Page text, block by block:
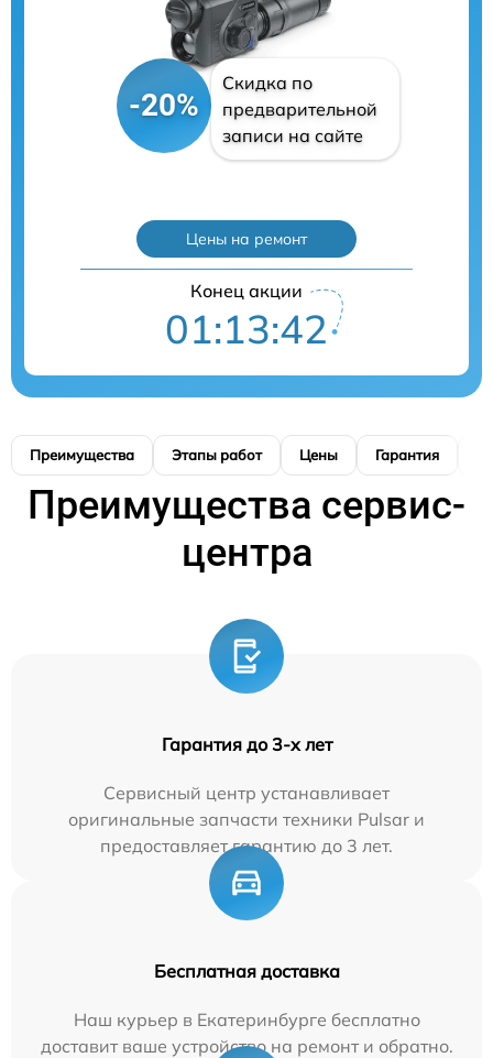
-20%
Скидка по
предварительной
записи на сайте
Цены на ремонт
Конец акции
01:13:41
Преимущества Этапы работ Цены Гарантия
Преимущества сервис-
центра
Гарантия до 3-х лет
Сервисный центр устанавливает
оригинальные запчасти техники Pulsar и
предоставляет гарантию до 3 лет.
Бесплатная доставка
Наш курьер в Екатеринбурге бесплатно
доставит ваше устройство на ремонт и обратно.